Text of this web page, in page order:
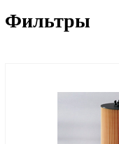
Фильтры